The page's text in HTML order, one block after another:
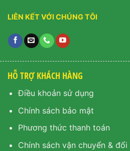
LIÊN KẾT VỚI
HỖ TRỢ KHÁCH HÀNG
Điều khoản sử dụng
Chính sách bảo mật
Phương thức thanh toán
Chính sách vận chuyển & đổi